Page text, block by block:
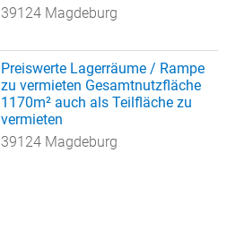
39124 Magdeburg
Preiswerte Lagerräume / Rampe
zu vermieten Gesamtnutzfläche
1170m² auch als Teilfläche zu
vermieten
39124 Magdeburg